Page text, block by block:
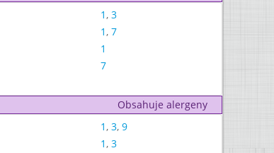
1, 3
1, 7
1
7
Obsahuje alergeny
1, 3, 9
1, 3